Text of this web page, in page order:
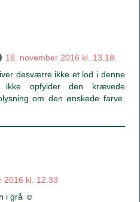
18. november 2016 kl. 13.18
desværre ikke et lod i denne
ikke opfylder den krævede
om den ønskede farve.
2016 kl. 12.33
i grå ☺️